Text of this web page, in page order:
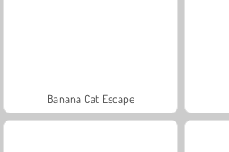
Banana Cat Escape